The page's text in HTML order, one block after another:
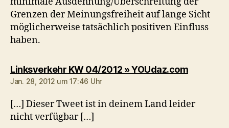
Grenzen der Meinungsfreiheit auf lange Sicht
möglicherweise tatsächlich positiven Einfluss
haben.
Linksverkehr KW 04/2012 » YOUdaz.comsagt:
Jan. 28, 2012 um 17:46 Uhr
[…] Dieser Tweet ist in deinem Land leider
nicht verfügbar […]